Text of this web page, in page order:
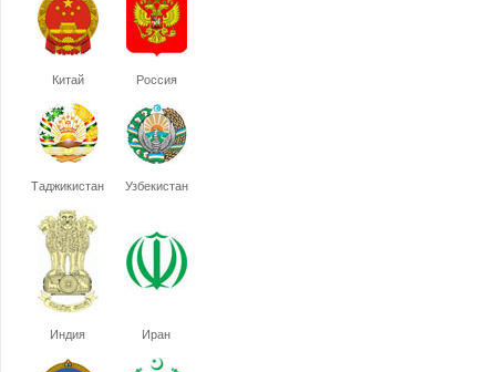
Китай Россия
Таджикистан Узбекистан
Индия Иран